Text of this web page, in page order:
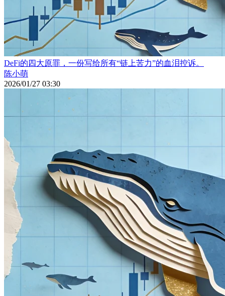
DeFi的四大原罪，一份写给所有“链上苦力”的血泪控诉。
陈小萌
2026/01/27 03:30